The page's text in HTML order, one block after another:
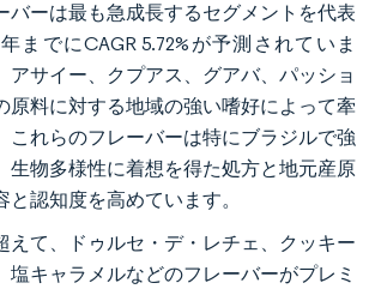
バーは最も急成長するセグメントを代表
までにCAGR 5.72%が予測されていま
アサイー、クプアス、グアバ、パッショ
原料に対する地域の強い嗜好によって牽
これらのフレーバーは特にブラジルで強
生物多様性に着想を得た処方と地元産原
認知度を高めています。
えて、ドゥルセ・デ・レチェ、クッキー
塩キャラメルなどのフレーバーがプレミ